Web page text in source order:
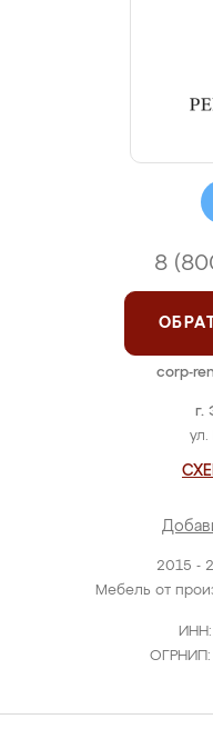
2015 -
Мебель от
ОГРНИП:
г.
8
corp-